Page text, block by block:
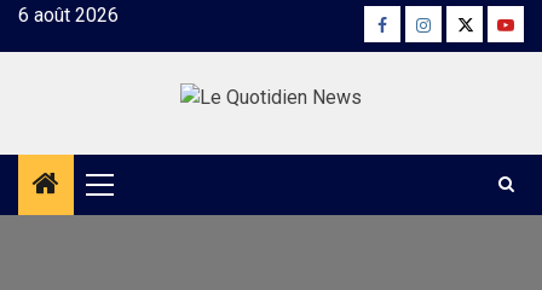
Skip6 août 2026 Facebook
Instagram
Twitter
Primary
Menu